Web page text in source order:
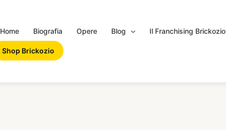
Home Biografia Opere Blog Il Franchising Brickozio
Shop Brickozio